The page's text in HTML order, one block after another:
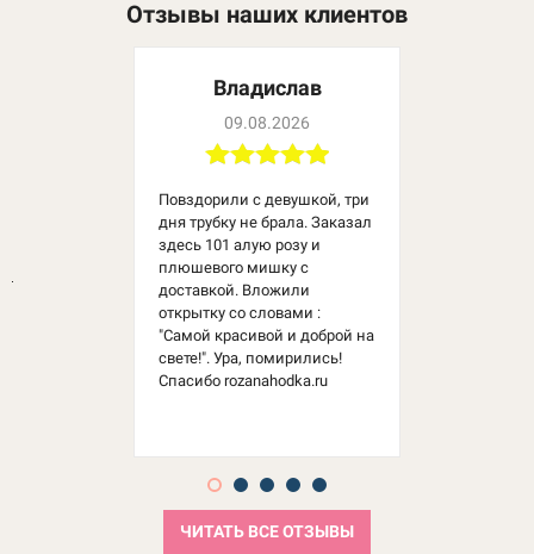
Отзывы наших клиентов
Владислав
09.08.2026
Повздорили с девушкой, три
дня трубку не брала. Заказал
здесь 101 алую розу и
плюшевого мишку с
доставкой. Вложили
открытку со словами :
"Самой красивой и доброй на
свете!". Ура, помирились!
Спасибо rozanahodka.ru
ЧИТАТЬ ВСЕ ОТЗЫВЫ